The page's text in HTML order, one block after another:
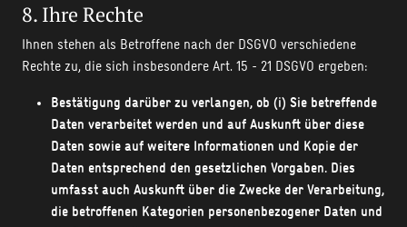
8. Ihre Rechte
Ihnen stehen als Betroffene nach der DSGVO verschiedene
Rechte zu, die sich insbesondere Art. 15 - 21 DSGVO ergeben:
Bestätigung darüber zu verlangen, ob (i) Sie betreffende
Daten verarbeitet werden und auf Auskunft über diese
Daten sowie auf weitere Informationen und Kopie der
Daten entsprechend den gesetzlichen Vorgaben. Dies
umfasst auch Auskunft über die Zwecke der Verarbeitung,
die betroffenen Kategorien personenbezogener Daten und